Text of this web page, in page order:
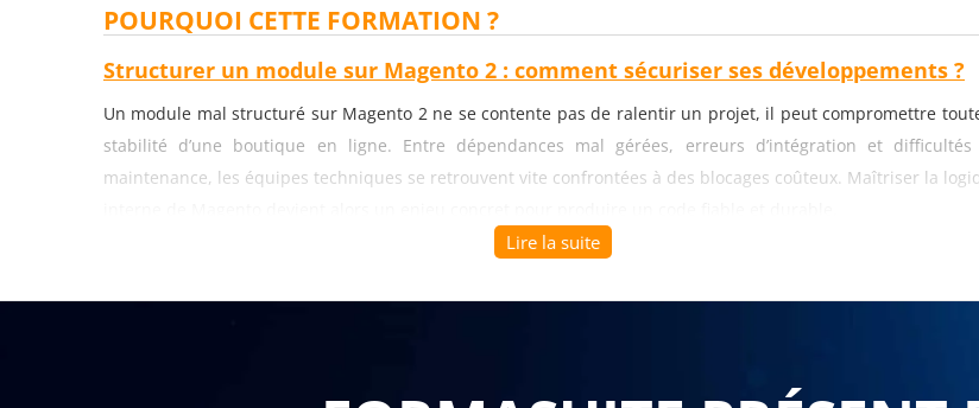
POURQUOI CETTE FORMATION ?
Structurer un module sur Magento 2 : comment sécuriser ses développements ?
Un module mal structuré sur Magento 2 ne se contente pas de ralentir un projet, il peut compromettre
stabilité d’une boutique en ligne. Entre dépendances mal gérées, erreurs d’intégration et difficultés
maintenance, les équipes techniques se retrouvent vite confrontées à des blocages coûteux. Maîtriser la
formation Structurer un module sur Magento 2apporte une compréhension approfondie de
du framework et des bonnes pratiques de développement. Les participants apprennent à installer
dans le temps, tout en facilitant la collaboration entre développeurs sur un même projet.
Lire la suite